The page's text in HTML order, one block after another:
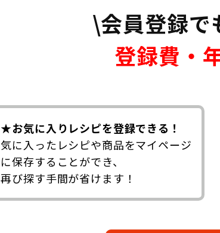
\会員登録で
登録費・
★お気に入りレシピを登録できる！
気に入ったレシピや商品をマイページ
に保存することができ、
再び探す手間が省けます！